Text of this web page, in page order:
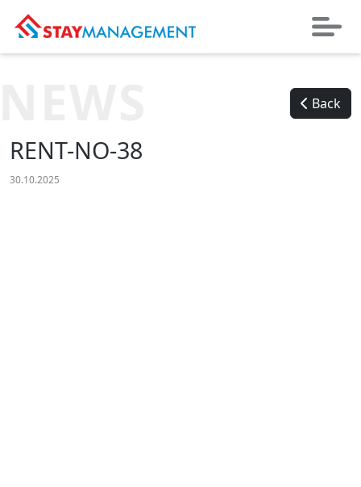
Back
RENT-NO-38
30.10.2025